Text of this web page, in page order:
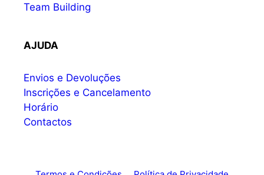
Team Building
AJUDA
Envios e Devoluções
Inscrições e Cancelamento
Horário
Contactos